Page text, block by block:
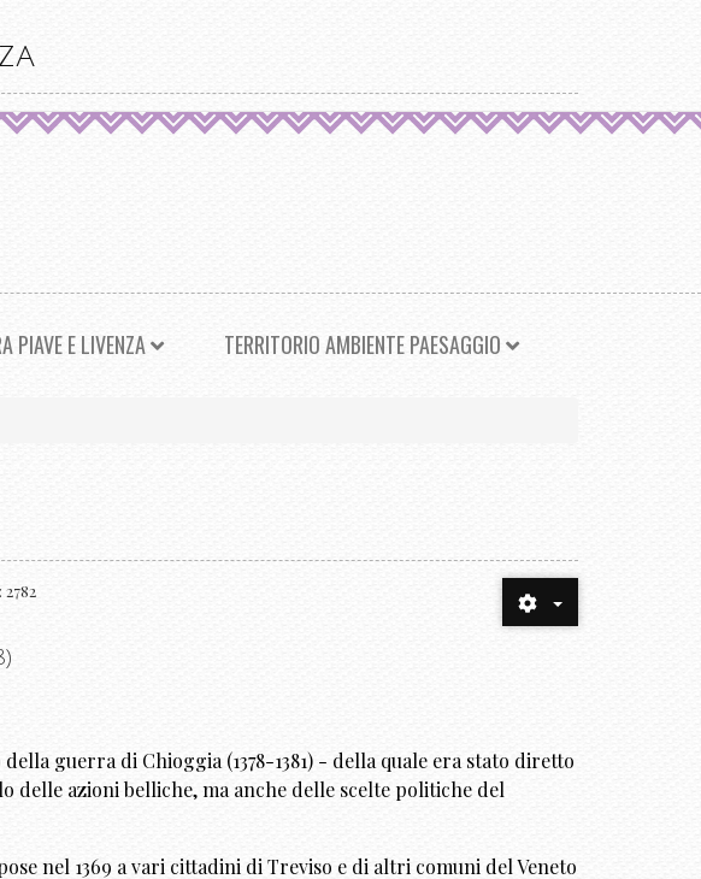
PIAVE E LIVENZA TERRITORIO AMBIENTE PAESAGGIO
2782
guerra di Chioggia (1378-1381) - della quale era stato diretto
azioni belliche, ma anche delle scelte politiche del
nel 1369 a vari cittadini di Treviso e di altri comuni del Veneto